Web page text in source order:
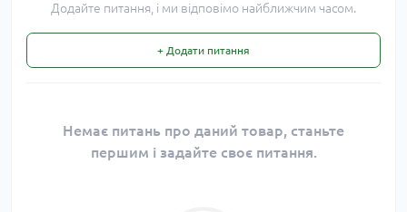
Додайте питання, і ми відповімо найближчим часом.
+ Додати питання
Немає питань про даний товар, станьте
першим і задайте своє питання.